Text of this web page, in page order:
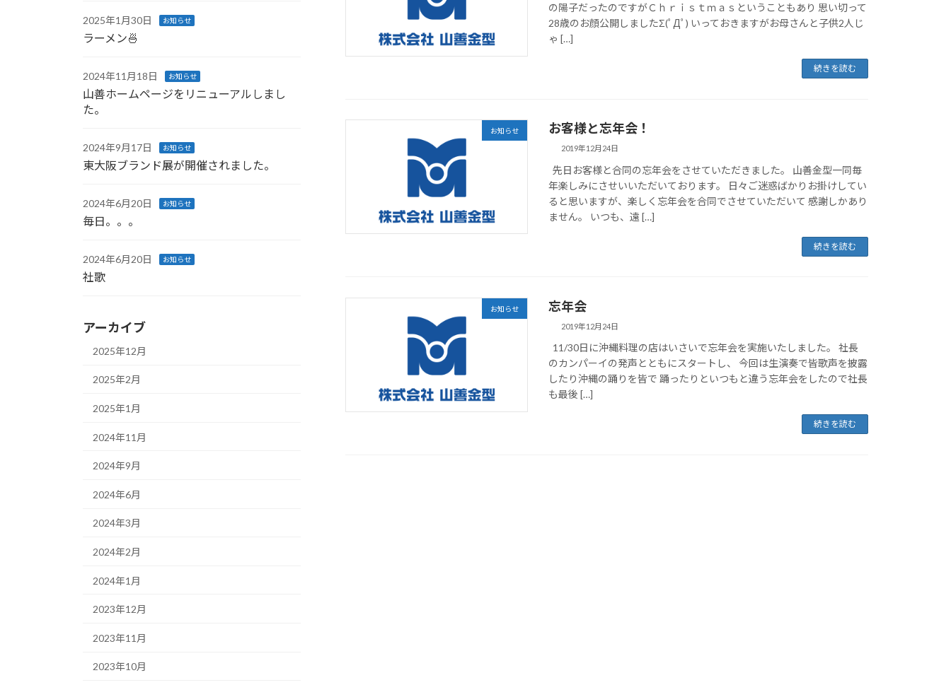
の陽子だったのですがＣｈｒｉｓｔｍａｓということもあり 思い切って
28歳のお顔公開しましたΣ(ﾟДﾟ) いっておきますがお母さんと子供2人じ
ゃ […]
続きを読む
お知らせ お客様と忘年会！
2019年12月24日
先日お客様と合同の忘年会をさせていただきました。 山善金型一同毎
年楽しみにさせいいただいております。 日々ご迷惑ばかりお掛けしてい
ると思いますが、楽しく忘年会を合同でさせていただいて 感謝しかあり
ません。 いつも、遠 […]
続きを読む
お知らせ 忘年会
2019年12月24日
11/30日に沖縄料理の店はいさいで忘年会を実施いたしました。 社長
のカンパーイの発声とともにスタートし、 今回は生演奏で皆歌声を披露
したり沖縄の踊りを皆で 踊ったりといつもと違う忘年会をしたので社長
も最後 […]
続きを読む
2025年1月30日 お知らせ
ラーメン🍜
2024年11月18日 お知らせ
山善ホームページをリニューアルしまし
た。
2024年9月17日 お知らせ
東大阪ブランド展が開催されました。
2024年6月20日 お知らせ
毎日。。。
2024年6月20日 お知らせ
社歌
アーカイブ
2025年12月
2025年2月
2025年1月
2024年11月
2024年9月
2024年6月
2024年3月
2024年2月
2024年1月
2023年12月
2023年11月
2023年10月